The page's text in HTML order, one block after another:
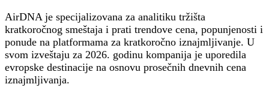
AirDNA je specijalizovana za analitiku tržišta
kratkoročnog smeštaja i prati trendove cena, popunjenosti i
ponude na platformama za kratkoročno iznajmljivanje. U
svom izveštaju za 2026. godinu kompanija je uporedila
evropske destinacije na osnovu prosečnih dnevnih cena
iznajmljivanja.